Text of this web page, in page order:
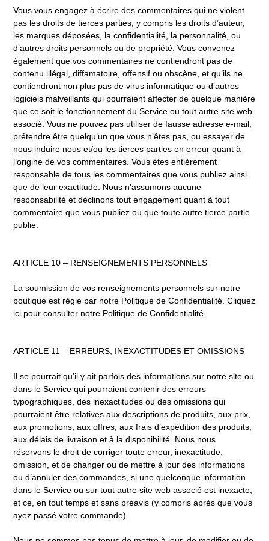
Vous vous engagez à écrire des commentaires qui ne violent
pas les droits de tierces parties, y compris les droits d’auteur,
les marques déposées, la confidentialité, la personnalité, ou
d’autres droits personnels ou de propriété. Vous convenez
également que vos commentaires ne contiendront pas de
contenu illégal, diffamatoire, offensif ou obscène, et qu’ils ne
contiendront non plus pas de virus informatique ou d’autres
logiciels malveillants qui pourraient affecter de quelque manière
que ce soit le fonctionnement du Service ou tout autre site web
associé. Vous ne pouvez pas utiliser de fausse adresse e-mail,
prétendre être quelqu’un que vous n’êtes pas, ou essayer de
nous induire nous et/ou les tierces parties en erreur quant à
l’origine de vos commentaires. Vous êtes entièrement
responsable de tous les commentaires que vous publiez ainsi
que de leur exactitude. Nous n’assumons aucune
responsabilité et déclinons tout engagement quant à tout
commentaire que vous publiez ou que toute autre tierce partie
publie.
ARTICLE 10 – RENSEIGNEMENTS PERSONNELS
La soumission de vos renseignements personnels sur notre
boutique est régie par notre Politique de Confidentialité. Cliquez
ici pour consulter notre Politique de Confidentialité.
ARTICLE 11 – ERREURS, INEXACTITUDES ET OMISSIONS
Il se pourrait qu’il y ait parfois des informations sur notre site ou
dans le Service qui pourraient contenir des erreurs
typographiques, des inexactitudes ou des omissions qui
pourraient être relatives aux descriptions de produits, aux prix,
aux promotions, aux offres, aux frais d’expédition des produits,
aux délais de livraison et à la disponibilité. Nous nous
réservons le droit de corriger toute erreur, inexactitude,
omission, et de changer ou de mettre à jour des informations
ou d’annuler des commandes, si une quelconque information
dans le Service ou sur tout autre site web associé est inexacte,
et ce, en tout temps et sans préavis (y compris après que vous
ayez passé votre commande).